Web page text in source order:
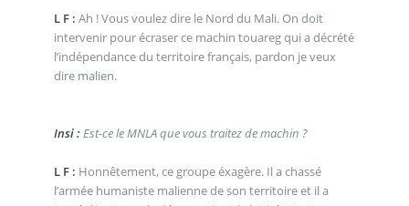
L F : Ah ! Vous voulez dire le Nord du Mali. On doit
intervenir pour écraser ce machin touareg qui a décrété
l’indépendance du territoire français, pardon je veux
dire malien.
Insi : Est-ce le MNLA que vous traitez de machin ?
L F : Honnêtement, ce groupe éxagère. Il a chassé
l’armée humaniste malienne de son territoire et il a